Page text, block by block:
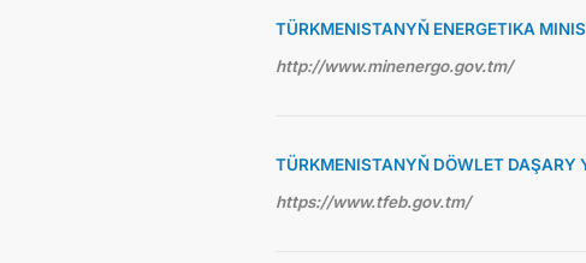
TÜRKMENISTANYŇ ENERGETIKA
http://www.minenergo.gov.tm/
TÜRKMENISTANYŇ DÖWLET DAŞARY
https://www.tfeb.gov.tm/